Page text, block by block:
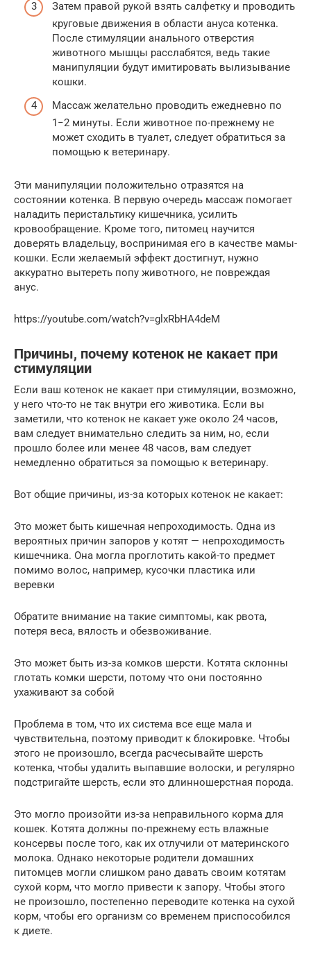
Затем правой рукой взять салфетку и проводить
круговые движения в области ануса котенка.
После стимуляции анального отверстия
животного мышцы расслабятся, ведь такие
манипуляции будут имитировать вылизывание
кошки.
Массаж желательно проводить ежедневно по
1−2 минуты. Если животное по-прежнему не
может сходить в туалет, следует обратиться за
помощью к ветеринару.
Эти манипуляции положительно отразятся на
состоянии котенка. В первую очередь массаж помогает
наладить перистальтику кишечника, усилить
кровообращение. Кроме того, питомец научится
доверять владельцу, воспринимая его в качестве мамы-
кошки. Если желаемый эффект достигнут, нужно
аккуратно вытереть попу животного, не повреждая
анус.
https://youtube.com/watch?v=glxRbHA4deM
Причины, почему котенок не какает при
стимуляции
Если ваш котенок не какает при стимуляции, возможно,
у него что-то не так внутри его животика. Если вы
заметили, что котенок не какает уже около 24 часов,
вам следует внимательно следить за ним, но, если
прошло более или менее 48 часов, вам следует
немедленно обратиться за помощью к ветеринару.
Вот общие причины, из-за которых котенок не какает:
Это может быть кишечная непроходимость. Одна из
вероятных причин запоров у котят — непроходимость
кишечника. Она могла проглотить какой-то предмет
помимо волос, например, кусочки пластика или
веревки
Обратите внимание на такие симптомы, как рвота,
потеря веса, вялость и обезвоживание.
Это может быть из-за комков шерсти. Котята склонны
глотать комки шерсти, потому что они постоянно
ухаживают за собой
Проблема в том, что их система все еще мала и
чувствительна, поэтому приводит к блокировке. Чтобы
этого не произошло, всегда расчесывайте шерсть
котенка, чтобы удалить выпавшие волоски, и регулярно
подстригайте шерсть, если это длинношерстная порода.
Это могло произойти из-за неправильного корма для
кошек. Котята должны по-прежнему есть влажные
консервы после того, как их отлучили от материнского
молока. Однако некоторые родители домашних
питомцев могли слишком рано давать своим котятам
сухой корм, что могло привести к запору. Чтобы этого
не произошло, постепенно переводите котенка на сухой
корм, чтобы его организм со временем приспособился
к диете.